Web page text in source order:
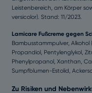
Leistenbereich, am Körper
versicolor). Stand: 11/2023.
Lamicare Fußcreme gegen
Bambusstammpulver,
Propandiol, Pentylenglykol,
Phenylpropanol, Xanthan,
Sumpfblumen-Estolid,
Zu Risiken und